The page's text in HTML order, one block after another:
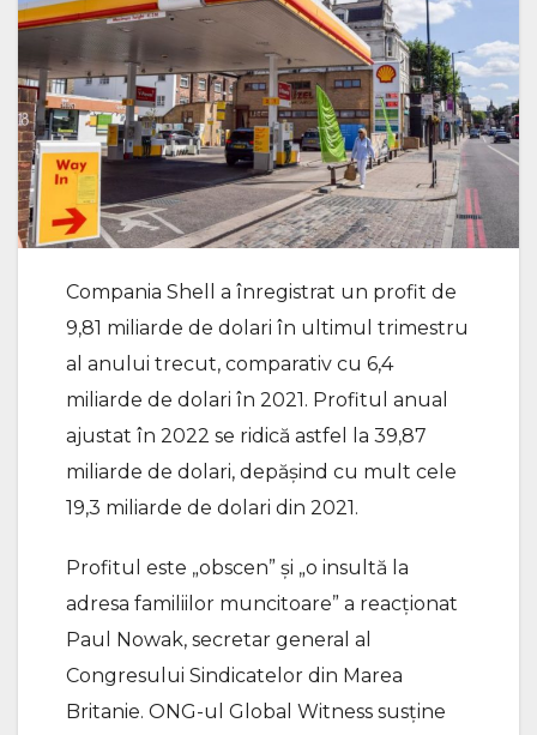
Compania Shell a înregistrat un profit de
9,81 miliarde de dolari în ultimul trimestru
al anului trecut, comparativ cu 6,4
miliarde de dolari în 2021. Profitul anual
ajustat în 2022 se ridică astfel la 39,87
miliarde de dolari, depășind cu mult cele
19,3 miliarde de dolari din 2021.
Profitul este „obscen” și „o insultă la
adresa familiilor muncitoare” a reacţionat
Paul Nowak, secretar general al
Congresului Sindicatelor din Marea
Britanie. ONG-ul Global Witness susține